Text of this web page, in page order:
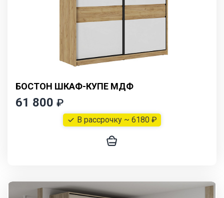
БОСТОН ШКАФ-КУПЕ МДФ
61 800 ₽
В рассрочку ~ 6180 ₽